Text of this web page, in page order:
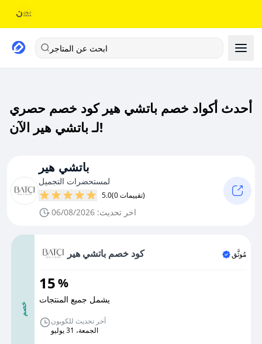
ابحث عن المتاجر
أحدث أكواد خصم باتشي هير كود خصم حصري
لـ باتشي هير الآن!
باتشي هير
لمستحضرات التجميل
5.0 (0 تقييمات)
اخر تحديث: 06/08/2026
خصم
كود خصم باتشي هير مُوثَّق
15%
يشمل جميع المنتجات
آخر تحديث للكوبون
الجمعة، 31 يوليو